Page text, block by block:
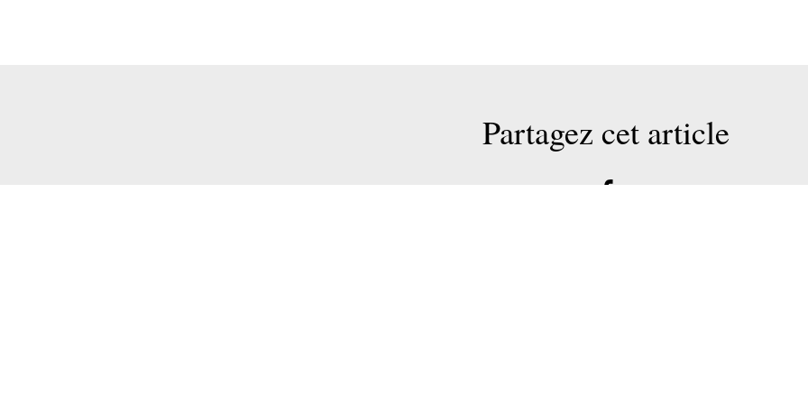
Partagez cet article